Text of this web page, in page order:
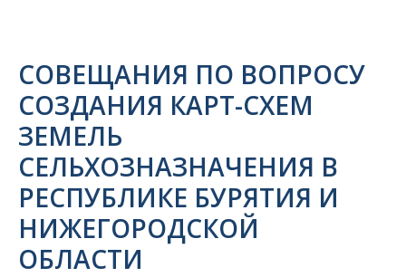
СОВЕЩАНИЯ ПО ВОПРОСУ
СОЗДАНИЯ КАРТ-СХЕМ
ЗЕМЕЛЬ
СЕЛЬХОЗНАЗНАЧЕНИЯ В
РЕСПУБЛИКЕ БУРЯТИЯ И
НИЖЕГОРОДСКОЙ
ОБЛАСТИ